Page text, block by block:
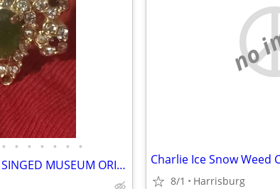
• • • • • • •
RARE/ ANTIQUES ARTS SINGED MUSEUM ORIGINAL GALLERY COLLECTION HURRY ✨️
no
Charlie Ice Snow Weed
8/1 Harrisburg